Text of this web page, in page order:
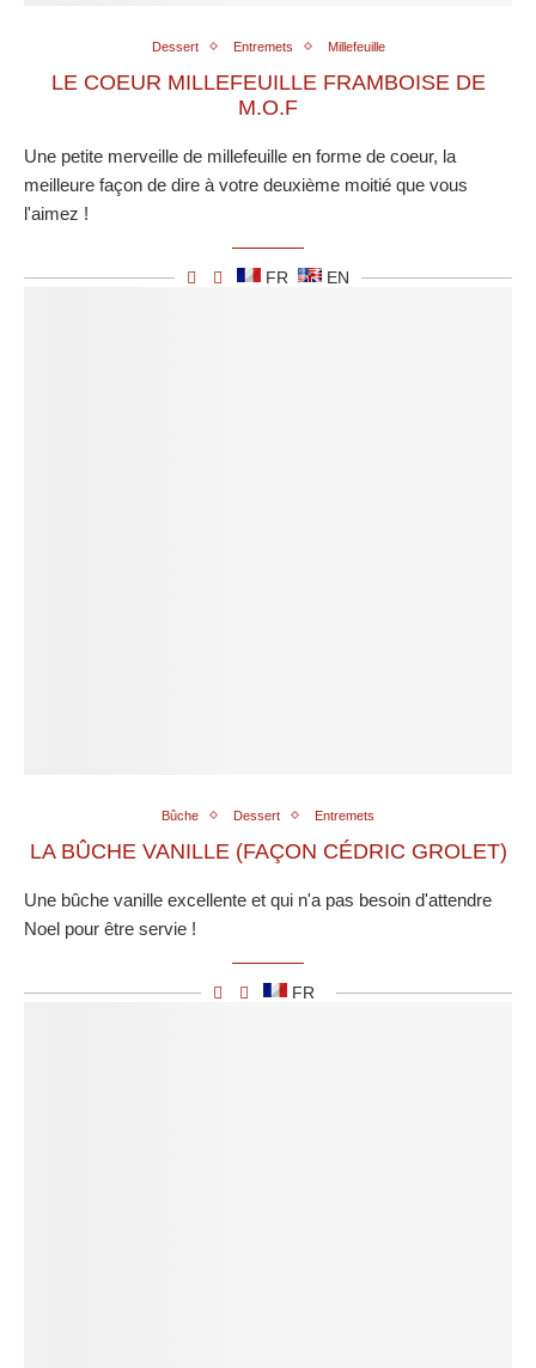
Dessert Entremets Millefeuille
LE COEUR MILLEFEUILLE FRAMBOISE DE
M.O.F
Une petite merveille de millefeuille en forme de coeur, la
meilleure façon de dire à votre deuxième moitié que vous
l'aimez !
FR EN
Bûche Dessert Entremets
LA BÛCHE VANILLE (FAÇON CÉDRIC GROLET)
Une bûche vanille excellente et qui n'a pas besoin d'attendre
Noel pour être servie !
FR